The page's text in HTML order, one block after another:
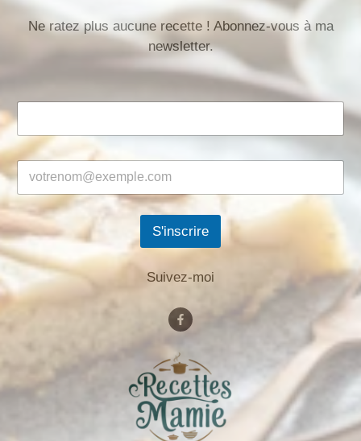
Ne ratez plus aucune recette ! Abonnez-vous à ma
newsletter.
S'inscrire
Suivez-moi